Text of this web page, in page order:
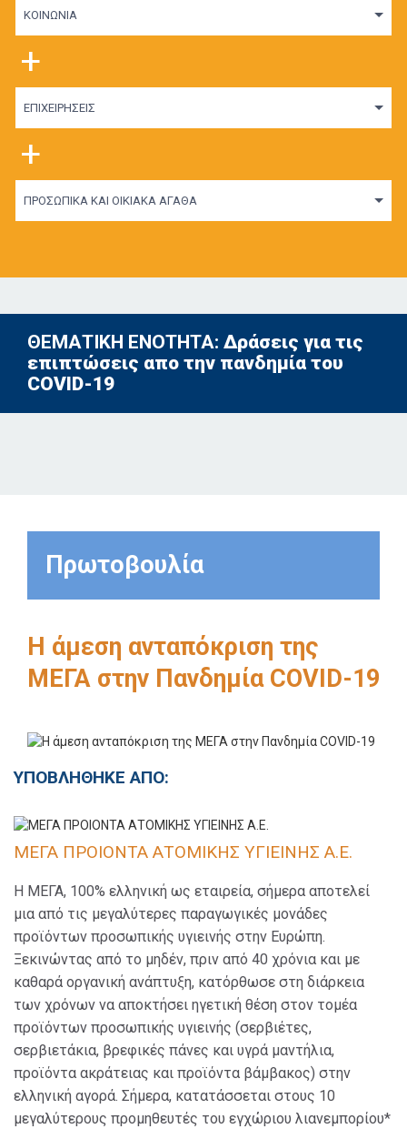
ΚΟΙΝΩΝΙΑ
+
ΕΠΙΧΕΙΡΗΣΕΙΣ
+
ΠΡΟΣΩΠΙΚΑ ΚΑΙ ΟΙΚΙΑΚΑ ΑΓΑΘΑ
ΘΕΜΑΤΙΚΗ ΕΝΟΤΗΤΑ: Δράσεις για τις
επιπτώσεις απο την πανδημία του
COVID-19
Πρωτοβουλία
Η άμεση ανταπόκριση της
ΜΕΓΑ στην Πανδημία COVID-19
ΥΠΟΒΛΗΘΗΚΕ ΑΠΟ:
ΜΕΓΑ ΠΡΟΙΟΝΤΑ ΑΤΟΜΙΚΗΣ ΥΓΙΕΙΝΗΣ Α.Ε.
Η ΜΕΓΑ, 100% ελληνική ως εταιρεία, σήμερα αποτελεί
μια από τις μεγαλύτερες παραγωγικές μονάδες
προϊόντων προσωπικής υγιεινής στην Ευρώπη.
Ξεκινώντας από το μηδέν, πριν από 40 χρόνια και με
καθαρά οργανική ανάπτυξη, κατόρθωσε στη διάρκεια
των χρόνων να αποκτήσει ηγετική θέση στον τομέα
προϊόντων προσωπικής υγιεινής (σερβιέτες,
σερβιετάκια, βρεφικές πάνες και υγρά μαντήλια,
προϊόντα ακράτειας και προϊόντα βάμβακος) στην
ελληνική αγορά. Σήμερα, κατατάσσεται στους 10
μεγαλύτερους προμηθευτές του εγχώριου λιανεμπορίου*